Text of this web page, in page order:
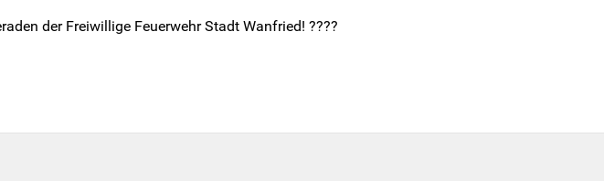
der Freiwillige Feuerwehr Stadt Wanfried! ????